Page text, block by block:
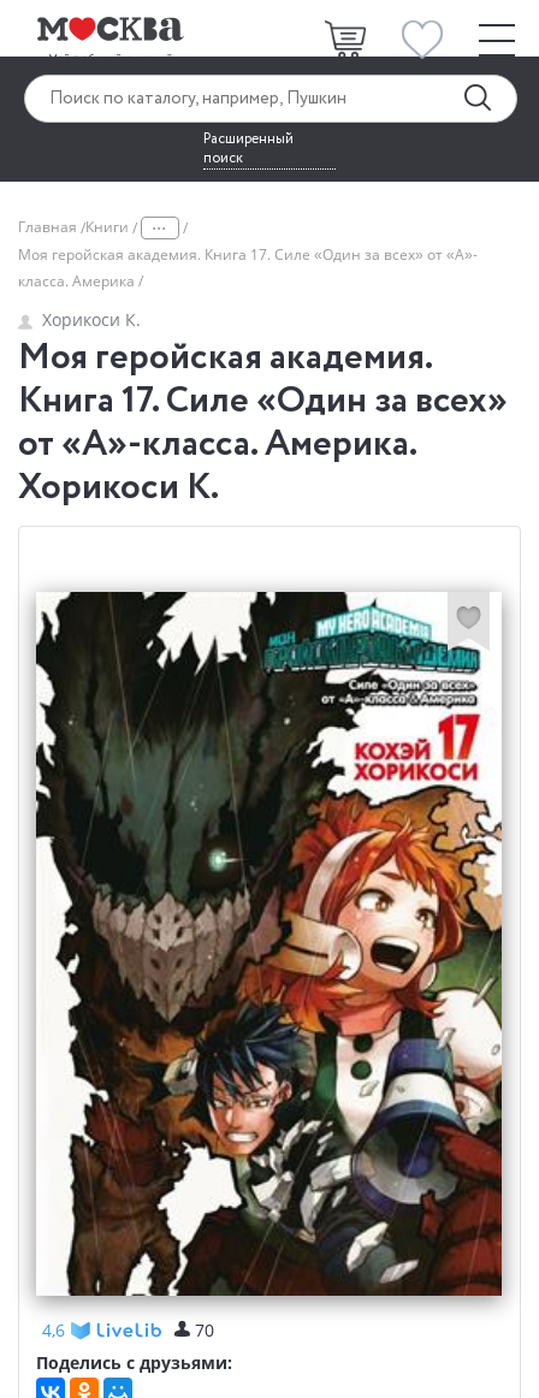
Расширенный
поиск
Главная Книги ...
Моя геройская академия. Книга 17. Силе «Один за всех» от «А»-
класса. Америка
Хорикоси К.
Моя геройская академия.
Книга 17. Силе «Один за всех»
от «А»-класса. Америка.
Хорикоси К.
4,6
70
Поделись с друзьями: